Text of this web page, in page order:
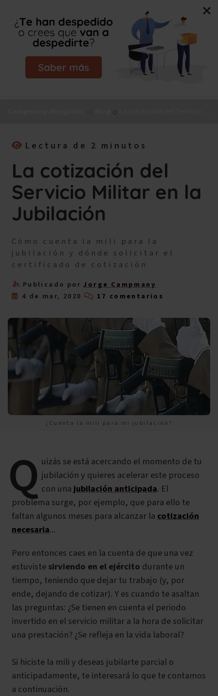
Nuevo libro de Jorge Campmany:
El Método MAPA, la
guía paso a paso para tu incapacidad permanente.
¡Consíguelo ya!
Lectura de 2 minutos
La cotización del
Servicio Militar en la
Jubilación
Cómo cuenta la mili para la
jubilación y dónde solicitar el
certificado de cotización
Publicado por Jorge Campmany
4 de mar, 2020
17 comentarios
¿Cuenta la mili para mi jubilación?
Q uizás se está acercando el momento de tu
jubilación y quieres acelerar este proceso
con una jubilación anticipada. El
problema surge, por ejemplo, que para ello te
faltan algunos meses para alcanzar la cotización
necesaria...
Pero entonces caes en la cuenta de que una vez
estuvistesirviendo en el ejército durante un
tiempo, teniendo que dejar tu trabajo (y, por
ende, dejando de cotizar). Y es cuando te asaltan
las preguntas: ¿Se tienen en cuenta el periodo
invertido en el servicio militar a la hora de solicitar
una prestación? ¿Se refleja en la vida laboral?
Si hiciste la mili y deseas jubilarte parcial o
anticipadamente, te interesará lo que te contamos
a continuación.